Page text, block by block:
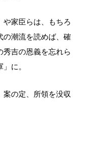
や家臣らは、もちろ
の潮流を読めば、確
秀吉の恩義を忘れら
に。
案の定、所領を没収